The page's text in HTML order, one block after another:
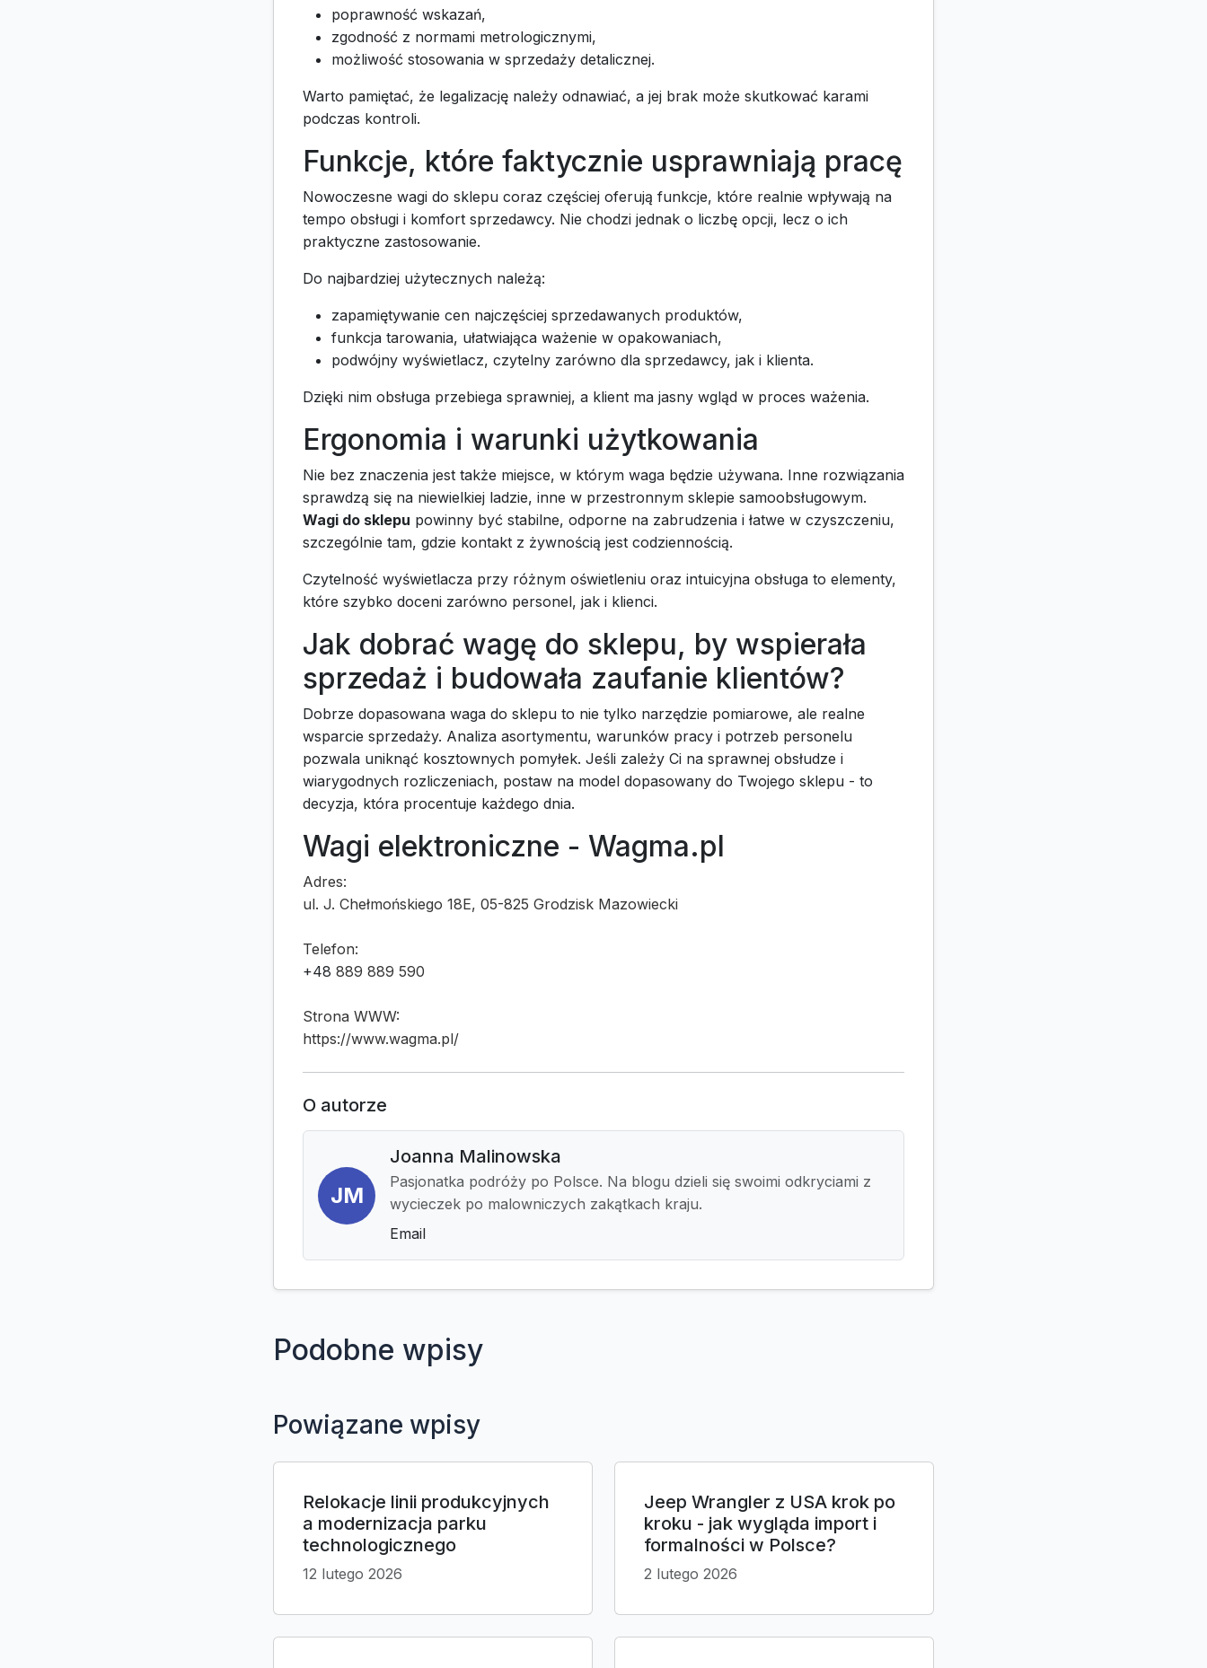
poprawność wskazań,
zgodność z normami metrologicznymi,
możliwość stosowania w sprzedaży detalicznej.
Warto pamiętać, że legalizację należy odnawiać, a jej brak może skutkować karami
podczas kontroli.
Funkcje, które faktycznie usprawniają pracę
Nowoczesne wagi do sklepu coraz częściej oferują funkcje, które realnie wpływają na
tempo obsługi i komfort sprzedawcy. Nie chodzi jednak o liczbę opcji, lecz o ich
praktyczne zastosowanie.
Do najbardziej użytecznych należą:
zapamiętywanie cen najczęściej sprzedawanych produktów,
funkcja tarowania, ułatwiająca ważenie w opakowaniach,
podwójny wyświetlacz, czytelny zarówno dla sprzedawcy, jak i klienta.
Dzięki nim obsługa przebiega sprawniej, a klient ma jasny wgląd w proces ważenia.
Ergonomia i warunki użytkowania
Nie bez znaczenia jest także miejsce, w którym waga będzie używana. Inne rozwiązania
sprawdzą się na niewielkiej ladzie, inne w przestronnym sklepie samoobsługowym.
Wagi do sklepu powinny być stabilne, odporne na zabrudzenia i łatwe w czyszczeniu,
szczególnie tam, gdzie kontakt z żywnością jest codziennością.
Czytelność wyświetlacza przy różnym oświetleniu oraz intuicyjna obsługa to elementy,
które szybko doceni zarówno personel, jak i klienci.
Jak dobrać wagę do sklepu, by wspierała
sprzedaż i budowała zaufanie klientów?
Dobrze dopasowana waga do sklepu to nie tylko narzędzie pomiarowe, ale realne
wsparcie sprzedaży. Analiza asortymentu, warunków pracy i potrzeb personelu
pozwala uniknąć kosztownych pomyłek. Jeśli zależy Ci na sprawnej obsłudze i
wiarygodnych rozliczeniach, postaw na model dopasowany do Twojego sklepu - to
decyzja, która procentuje każdego dnia.
Wagi elektroniczne - Wagma.pl
Adres:
ul. J. Chełmońskiego 18E, 05-825 Grodzisk Mazowiecki
Telefon:
+48 889 889 590
Strona WWW:
https://www.wagma.pl/
O autorze
JM
Joanna Malinowska
Pasjonatka podróży po Polsce. Na blogu dzieli się swoimi odkryciami z
wycieczek po malowniczych zakątkach kraju.
Email
Podobne wpisy
Powiązane wpisy
Relokacje linii produkcyjnych
a modernizacja parku
technologicznego
12 lutego 2026
Jeep Wrangler z USA krok po
kroku - jak wygląda import i
formalności w Polsce?
2 lutego 2026